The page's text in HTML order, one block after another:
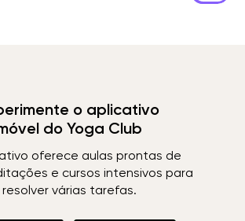
o aplicativo
do Yoga Club
oferece aulas prontas de
e cursos intensivos para
resolver várias tarefas.